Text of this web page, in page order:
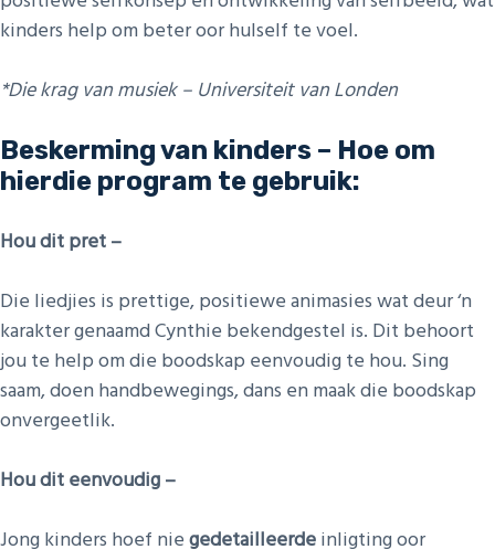
kinders help om beter oor hulself te voel.
*Die krag van musiek – Universiteit van Londen
Beskerming van kinders – Hoe om
hierdie program te gebruik:
Hou dit pret –
Die liedjies is prettige, positiewe animasies wat deur ‘n
karakter genaamd Cynthie bekendgestel is. Dit behoort
jou te help om die boodskap eenvoudig te hou. Sing
saam, doen handbewegings, dans en maak die boodskap
onvergeetlik.
Hou dit eenvoudig –
Jong kinders hoef nie gedetailleerde inligting oor